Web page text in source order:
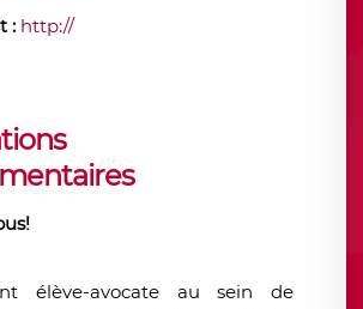
: http://
élève-avocate au sein de